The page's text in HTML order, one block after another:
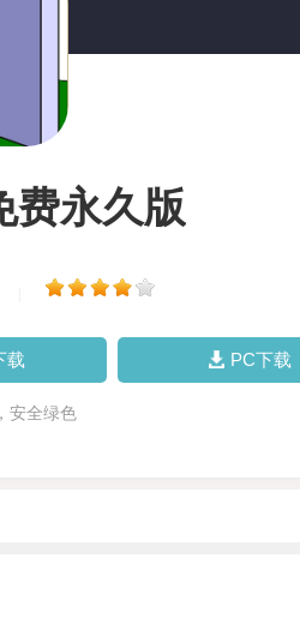
费永久版
载 PC下载
安全绿色